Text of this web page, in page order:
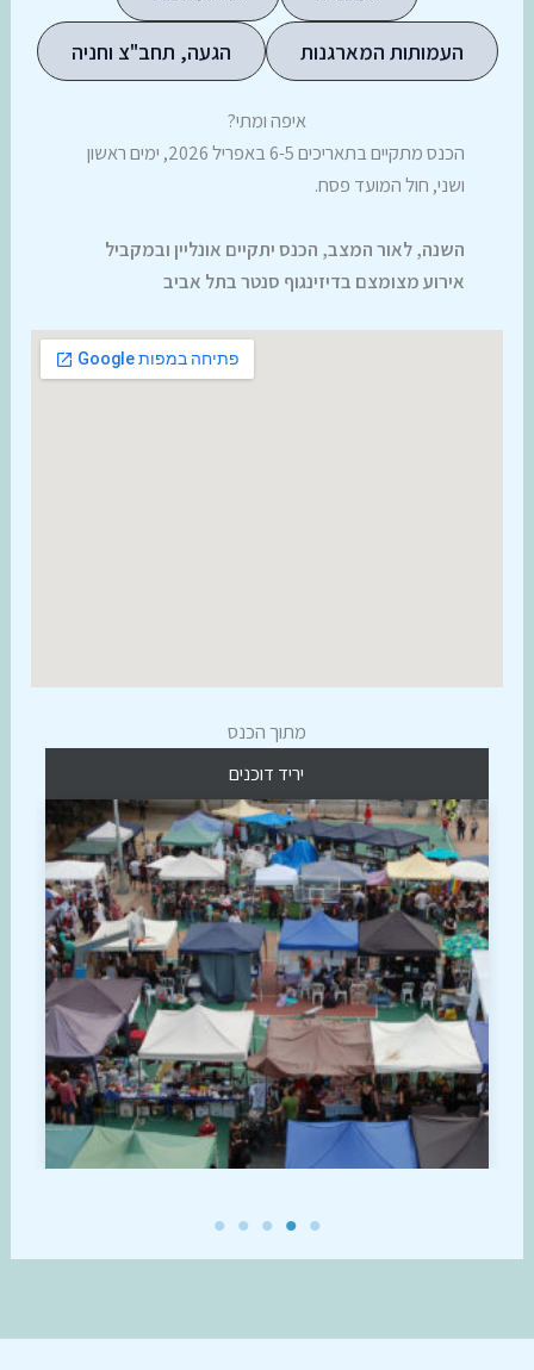
העמותות המארגנות הגעה, תחב"צ וחניה
איפה ומתי?
הכנס מתקיים בתאריכים 6-5 באפריל 2026, ימים ראשון
ושני, חול המועד פסח.
השנה, לאור המצב, הכנס יתקיים אונליין ובמקביל
אירוע מצומצם בדיזינגוף סנטר בתל אביב
מתוך הכנס
יריד דוכנים